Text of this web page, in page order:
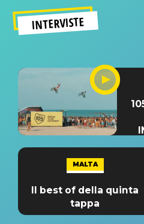
INTERVISTE
MALTA
Il best of della quinta
tappa